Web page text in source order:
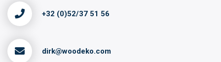
+32 (0)52/37 51 56
dirk@woodeko.com